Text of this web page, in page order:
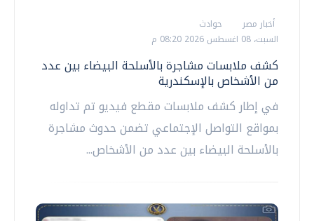
أخبار مصر
حوادث
السبت، 08 اغسطس 2026 08:20 م
كشف ملابسات مشاجرة بالأسلحة البيضاء بين عدد
من الأشخاص بالإسكندرية
في إطار كشف ملابسات مقطع فيديو تم تداوله
بمواقع التواصل الإجتماعي تضمن حدوث مشاجرة
بالأسلحة البيضاء بين عدد من الأشخاص...